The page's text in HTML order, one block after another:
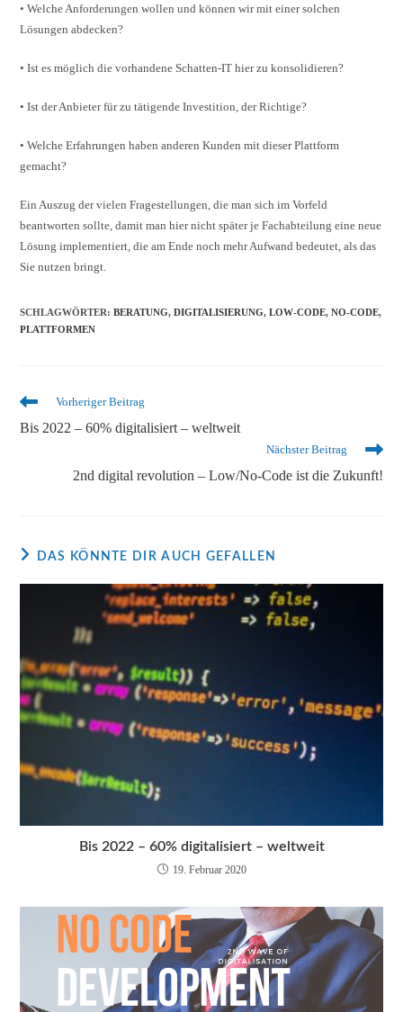
• Welche Anforderungen wollen und können wir mit einer solchen
Lösungen abdecken?
• Ist es möglich die vorhandene Schatten-IT hier zu konsolidieren?
• Ist der Anbieter für zu tätigende Investition, der Richtige?
• Welche Erfahrungen haben anderen Kunden mit dieser Plattform
gemacht?
Ein Auszug der vielen Fragestellungen, die man sich im Vorfeld
beantworten sollte, damit man hier nicht später je Fachabteilung eine neue
Lösung implementiert, die am Ende noch mehr Aufwand bedeutet, als das
Sie nutzen bringt.
SCHLAGWÖRTER:BERATUNG, DIGITALISIERUNG, LOW-CODE, NO-CODE,
PLATTFORMEN
Vorheriger Beitrag
Bis 2022 – 60% digitalisiert – weltweit
Nächster Beitrag
2nd digital revolution – Low/No-Code ist die Zukunft!
DAS KÖNNTE DIR AUCH GEFALLEN
Bis 2022 – 60% digitalisiert – weltweit
19. Februar 2020